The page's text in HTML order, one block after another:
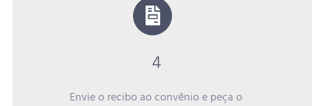
4
Envie o recibo ao convênio e peça o